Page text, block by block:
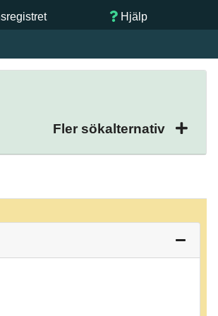
Hjälp
Fler sökalternativ